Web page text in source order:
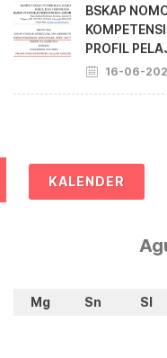
BSKAP
PROFIL
16-06-
KALENDER
Mg Sn Sl